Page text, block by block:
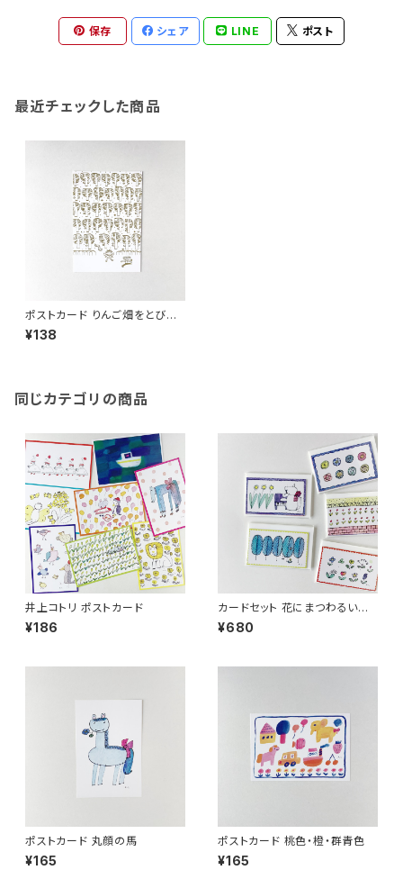
保存 シェア LINE ポスト
最近チェックした商品
ポストカード りんご畑をとびだ
して
¥138
同じカテゴリの商品
井上コトリ ポストカード
¥186
カードセット 花にまつわるいつ
つのお話
¥680
ポストカード 丸顔の馬
¥165
ポストカード 桃色・橙・群青色
¥165